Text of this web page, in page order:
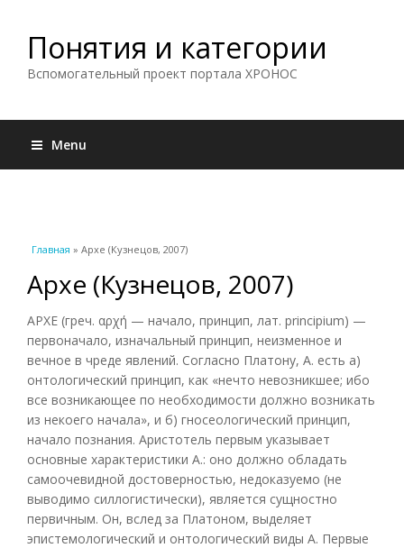
Понятия и категории
Вспомогательный проект портала ХРОНОС
Menu
Вы здесь
Главная » Архе (Кузнецов, 2007)
Архе (Кузнецов, 2007)
АРХЕ (греч. αρχή — начало, принцип, лат. principium) —
первоначало, изначальный принцип, неизменное и
вечное в чреде явлений. Согласно Платону, А. есть а)
онтологический принцип, как «нечто невозникшее; ибо
все возникающее по необходимости должно возникать
из некоего начала», и б) гносеологический принцип,
начало познания. Аристотель первым указывает
основные характеристики А.: оно должно обладать
самоочевидной достоверностью, недоказуемо (не
выводимо силлогистически), является сущностно
первичным. Он, вслед за Платоном, выделяет
эпистемологический и онтологический виды А. Первые